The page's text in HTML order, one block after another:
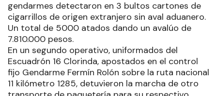
gendarmes detectaron en 3 bultos cartones de
cigarrillos de origen extranjero sin aval aduanero.
Un total de 5000 atados dando un avalúo de
7.810.000 pesos.
En un segundo operativo, uniformados del
Escuadrón 16 Clorinda, apostados en el control
fijo Gendarme Fermín Rolón sobre la ruta nacional
11 kilómetro 1285, detuvieron la marcha de otro